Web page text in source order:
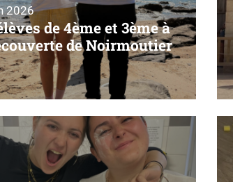
2026
de 4ème et 3ème à
de Noirmoutier